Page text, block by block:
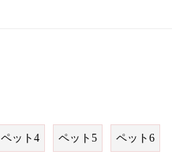
ペット4 ペット5 ペット6